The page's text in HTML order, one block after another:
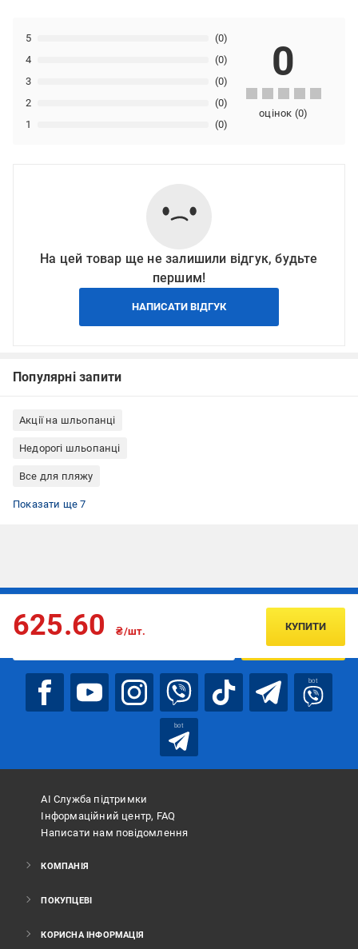
1 (0)
2 (0)
3 (0)
4 (0)
5 (0)
0
оцінок (0)
На цей товар ще не залишили відгук, будьте
першим!
НАПИСАТИ ВІДГУК
Популярні запити
Акції на шльопанці
Недорогі шльопанці
Все для пляжу
Товари для плавання
Білі шльопанці
Чоловічі шльопанці
Шльопанці чоловічі пляжні
Пляжні шльопанці
Літні шльопанці
Шльопанці для басейну
Показати ще 7
625.60 ₴/шт. КУПИТИ
Підписуйтесь, щоб дізнаватись першим про акції та пропозиції
ПІДПИСАТИСЯ
bot
bot
АІ Служба підтримки
Інформаційний центр, FAQ
Написати нам повідомлення
КОМПАНІЯ
ПОКУПЦЕВІ
КОРИСНА ІНФОРМАЦІЯ